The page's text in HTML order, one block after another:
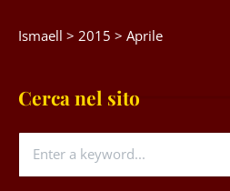
Ismaell > 2015 > Aprile
Cerca nel sito